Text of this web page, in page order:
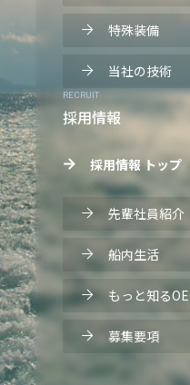
特殊装備
当社の技術
RECRUIT
採用情報
採用情報 トップ
先輩社員紹介
船内生活
もっと知る
募集要項